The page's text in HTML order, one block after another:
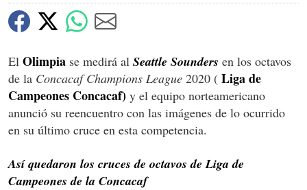
seconds
El Olimpia se medirá al Seattle Sounders en los octavos
de la Concacaf Champions League 2020 ( Liga de
Campeones Concacaf) y el equipo norteamericano
anunció su reencuentro con las imágenes de lo ocurrido
en su último cruce en esta competencia.
Así quedaron los cruces de octavos de Liga de
Campeones de la Concacaf